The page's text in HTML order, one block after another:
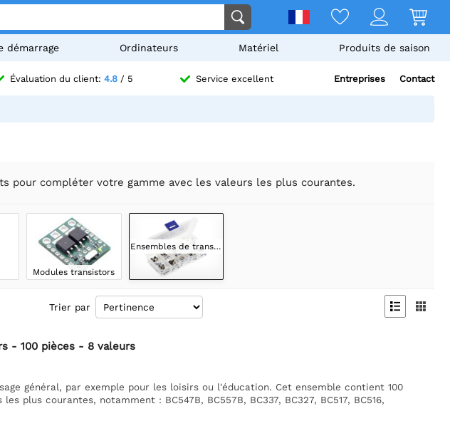
démarrage Ordinateurs Matériel Produits de saison
Évaluation du client: 4.8 / 5 Service excellent Entreprises Contact
pour compléter votre gamme avec les valeurs les plus courantes.
Modules transistors
Ensembles de transistors
Trier par  
- 100 pièces - 8 valeurs
général, par exemple pour les loisirs ou l'éducation. Cet ensemble contient 100
plus courantes, notamment : BC547B, BC557B, BC337, BC327, BC517, BC516,